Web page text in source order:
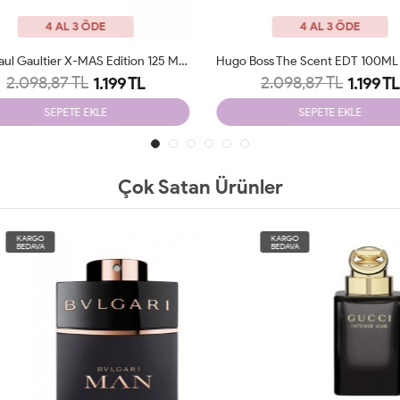
4 AL 3 ÖDE
Jean Paul Gaultier X-MAS Edition 125 Ml Parfüm Man Tester
2.098,87 TL 1.199 TL
SEPETE EKLE
4 AL 3 ÖDE
2.098,87 TL 1.199 TL
SEPETE EKLE
Çok Satan Ürünler